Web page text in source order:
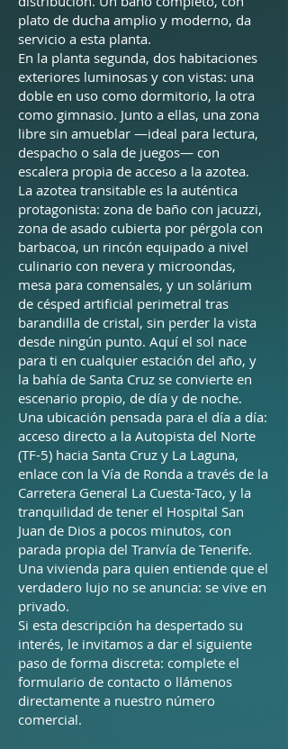
plato de ducha amplio y moderno, da
servicio a esta planta.
En la planta segunda, dos habitaciones
exteriores luminosas y con vistas: una
doble en uso como dormitorio, la otra
como gimnasio. Junto a ellas, una zona
libre sin amueblar —ideal para lectura,
despacho o sala de juegos— con
escalera propia de acceso a la azotea.
La azotea transitable es la auténtica
protagonista: zona de baño con jacuzzi,
zona de asado cubierta por pérgola con
barbacoa, un rincón equipado a nivel
culinario con nevera y microondas,
mesa para comensales, y un solárium
de césped artificial perimetral tras
barandilla de cristal, sin perder la vista
desde ningún punto. Aquí el sol nace
para ti en cualquier estación del año, y
la bahía de Santa Cruz se convierte en
escenario propio, de día y de noche.
Una ubicación pensada para el día a día:
acceso directo a la Autopista del Norte
(TF-5) hacia Santa Cruz y La Laguna,
enlace con la Vía de Ronda a través de la
Carretera General La Cuesta-Taco, y la
tranquilidad de tener el Hospital San
Juan de Dios a pocos minutos, con
parada propia del Tranvía de Tenerife.
Una vivienda para quien entiende que el
verdadero lujo no se anuncia: se vive en
privado.
Si esta descripción ha despertado su
interés, le invitamos a dar el siguiente
paso de forma discreta: complete el
formulario de contacto o llámenos
directamente a nuestro número
comercial.